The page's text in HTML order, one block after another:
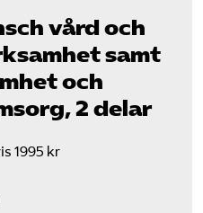
vård och
samt
och
2 delar
1995 kr